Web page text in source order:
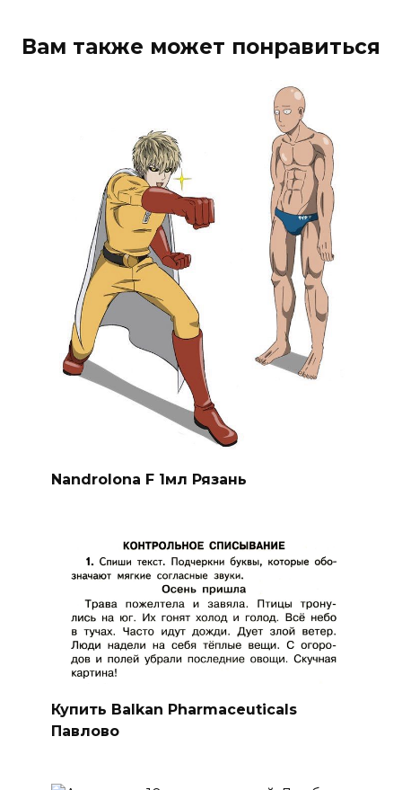
Вам также может понравиться
Nandrolona F 1мл Рязань
Купить Balkan Pharmaceuticals
Павлово